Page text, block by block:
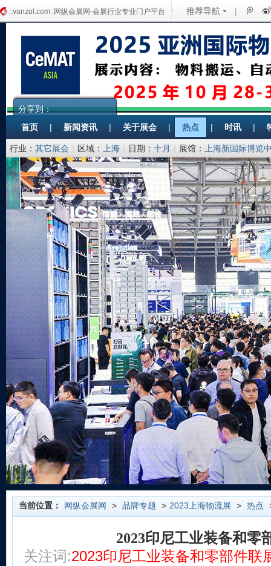
::vanzol.com::网纵会展网-会展行业专业门户平台 推荐导航 |
分享到：
首页
| 新闻资讯 | 关于展会 | 热点 | 时讯 |
行业： 其它展会 | 区域： 上海 | 日期： 十月 | 展馆： 上海新国际博览
当前位置： 网纵会展网 > 品牌专题 > 2023上海物流展 > 热点
2023印尼工业装备和零
关注词:2023印尼工业装备和零部件联